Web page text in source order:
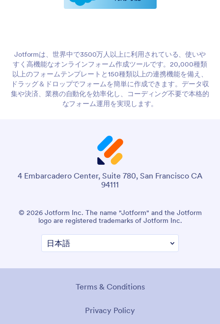
Jotformは、世界中で3500万人以上に利用されている、使いや
すく高機能なオンラインフォーム作成ツールです。20,000種類
以上のフォームテンプレートと150種類以上の連携機能を備え、
ドラッグ＆ドロップでフォームを簡単に作成できます。データ収
集や決済、業務の自動化を効率化し、コーディング不要で本格的
なフォーム運用を実現します。
4 Embarcadero Center, Suite 780, San Francisco CA
94111
© 2026 Jotform Inc. The name "Jotform" and the Jotform
logo are registered trademarks of Jotform Inc.
Terms & Conditions
Privacy Policy